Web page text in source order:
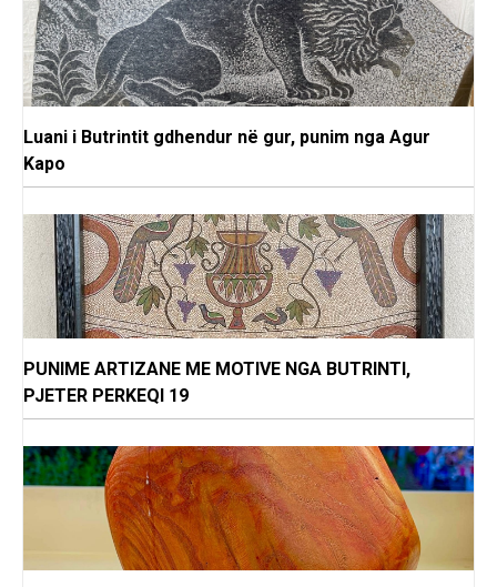
Luani i Butrintit gdhendur në gur, punim nga Agur
Kapo
PUNIME ARTIZANE ME MOTIVE NGA BUTRINTI,
PJETER PERKEQI 19